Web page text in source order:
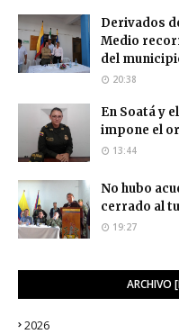
Derivados
Medio
del
20:38
En Soatá y
impone el
13:44
No hubo
cerrado al
19:27
ARCHIVO
2026